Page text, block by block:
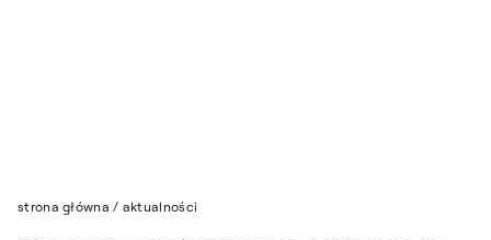
strona główna / aktualności